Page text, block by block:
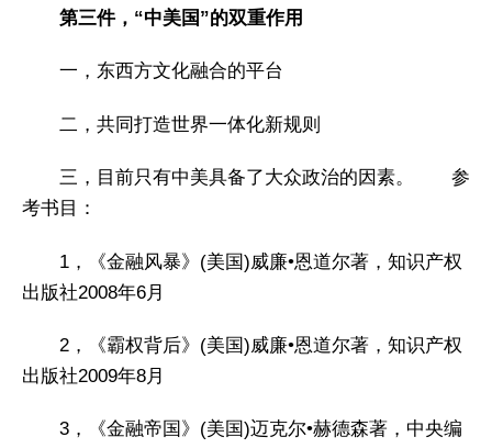
第三件，“中美国”的双重作用
一，东西方文化融合的平台
二，共同打造世界一体化新规则
三，目前只有中美具备了大众政治的因素。 参
考书目：
1，《金融风暴》(美国)威廉•恩道尔著，知识产权
出版社2008年6月
2，《霸权背后》(美国)威廉•恩道尔著，知识产权
出版社2009年8月
3，《金融帝国》(美国)迈克尔•赫德森著，中央编